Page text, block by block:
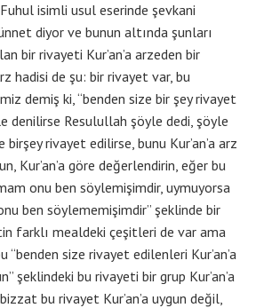
isimli usul eserinde şevkani
diyor ve bunun altında şunları
bir rivayeti Kur’an’a arzeden bir
hadisi de şu: bir rivayet var, bu
demiş ki, “benden size bir şey rivayet
denilirse Resulullah şöyle dedi, şöyle
birşey rivayet edilirse, bunu Kur’an’a arz
Kur’an’a göre değerlendirin, eğer bu
onu ben söylemişimdir, uymuyorsa
ben söylememişimdir” şeklinde bir
farklı mealdeki çeşitleri de var ama
size rivayet edilenleri Kur’an’a
şeklindeki bu rivayeti bir grup Kur’an’a
bu rivayet Kur’an’a uygun değil,